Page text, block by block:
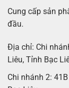
Cung cấp sản
đầu.
Địa chỉ: Chi
Liêu, Tỉnh Bạc
Chi nhánh 2: